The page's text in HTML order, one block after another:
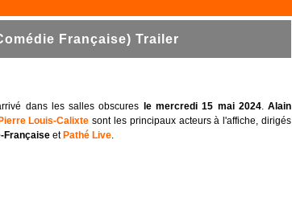
Française) Trailer
dans les salles obscures le mercredi 15 mai 2024.Alain
Pierre Louis-Calixte sont les principaux acteurs à l'affiche, dirigés
Française et Pathé Live.